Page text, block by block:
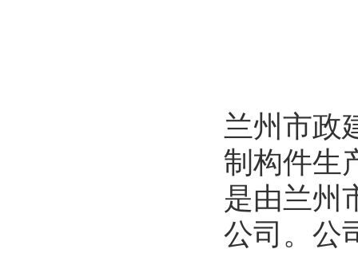
兰州市政
制构件生
是由兰州
公司。公